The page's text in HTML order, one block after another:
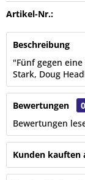
Artikel-Nr.:
Beschreibung
"Fünf gegen eine
Stark, Doug
Bewertungen
0
Bewertungen
Kunden kauften